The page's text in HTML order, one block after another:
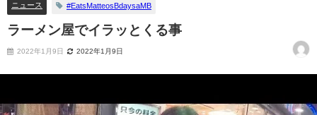
ニュース #EatsMatteosBdaysaMB
ラーメン屋でイラッとくる事
2022年1月9日 2022年1月9日